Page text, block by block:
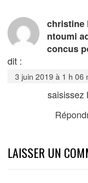
christine
ntoumi
concus
dit :
3 juin 2019 à 1 h 06
saisissez
LAISSER UN